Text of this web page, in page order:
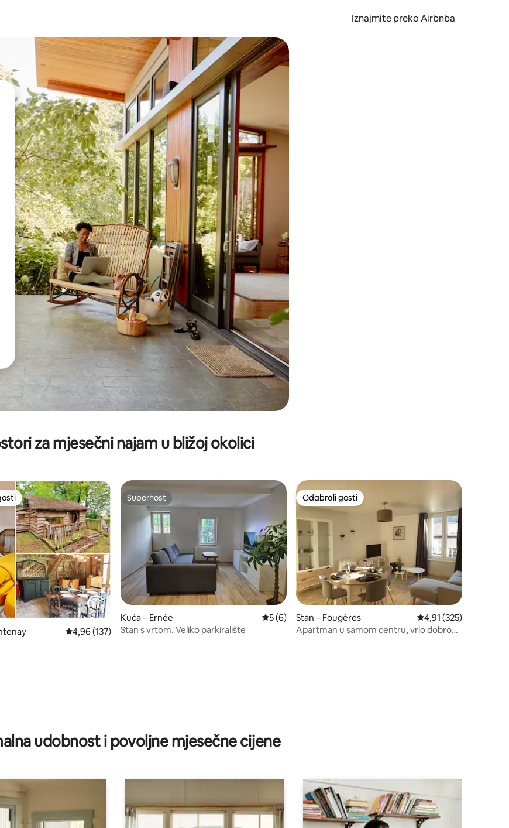
Iznajmite preko Airbnba
se strelicama prema gore i prema dolje, kao i dodirom ili prelaskom prstom po zaslonu.
za mjesečni najam u bližoj okolici
43
rangiranima s oznakom „Odabrali gosti”
Prosječna ocjena: 4,96/5, recenzija: 137
4,96 (137)
Superhost
Superhost
Kuća – Ernée Prosječna ocjena: 5/5, recenzija: 6
5 (6)
Stan s vrtom. Veliko parkiralište
Odabrali gosti
Odabrali gosti
Stan – Fougères Prosječna ocjena:
4,91 (325)
Apartman u samom centru, vrlo dobro
udobnost i povoljne mjesečne cijene